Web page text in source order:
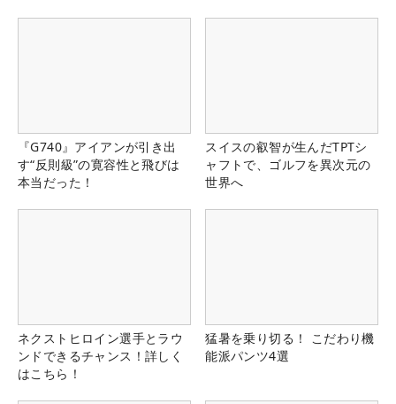
『G740』アイアンが引き出
す“反則級”の寛容性と飛びは
本当だった！
スイスの叡智が生んだTPTシ
ャフトで、ゴルフを異次元の
世界へ
ネクストヒロイン選手とラウ
ンドできるチャンス！詳しく
はこちら！
猛暑を乗り切る！ こだわり機
能派パンツ4選